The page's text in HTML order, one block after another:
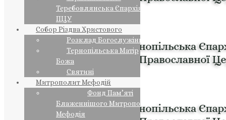
Теребовлянська Єпархія
ПЦУ
Собор Різдва Христового
Розклад Богослужінь
Тернопільська Матір
Божа
Святині
Митрополит Мефодій
Фонд Пам’яті
Блаженнішого Митрополита
Мефодія